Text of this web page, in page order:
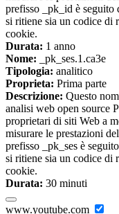
prefisso _pk_id è seguito
si ritiene sia un codice di
cookie.
Durata: 1 anno
Nome: _pk_ses.1.ca3e
Tipologia: analitico
Proprieta: Prima parte
Descrizione: Questo
analisi web open source
proprietari di siti Web a
misurare le prestazioni
prefisso _pk_ses è
si ritiene sia un codice di
cookie.
Durata: 30 minuti
www.youtube.com